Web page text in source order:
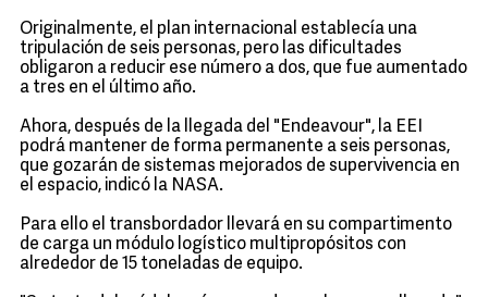
Originalmente, el plan internacional establecía una
tripulación de seis personas, pero las dificultades
obligaron a reducir ese número a dos, que fue aumentado
a tres en el último año.
Ahora, después de la llegada del "Endeavour", la EEI
podrá mantener de forma permanente a seis personas,
que gozarán de sistemas mejorados de supervivencia en
el espacio, indicó la NASA.
Para ello el transbordador llevará en su compartimento
de carga un módulo logístico multipropósitos con
alrededor de 15 toneladas de equipo.